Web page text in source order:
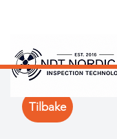
Tilbake